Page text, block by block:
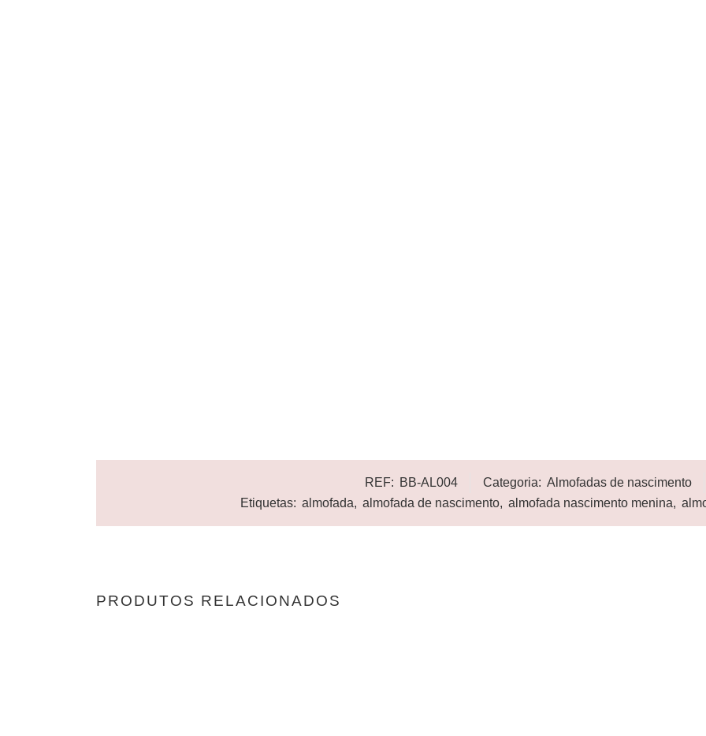
REF: BB-AL004 Categoria: Almofadas de nascimento
Etiquetas: almofada, almofada de nascimento, almofada nascimento menina,
PRODUTOS RELACIONADOS